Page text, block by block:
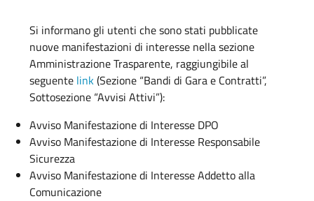
Si informano gli utenti che sono stati pubblicate
nuove manifestazioni di interesse nella sezione
Amministrazione Trasparente, raggiungibile al
seguente link(Sezione “Bandi di Gara e Contratti”,
Sottosezione “Avvisi Attivi”):
Avviso Manifestazione di Interesse DPO
Avviso Manifestazione di Interesse Responsabile
Sicurezza
Avviso Manifestazione di Interesse Addetto alla
Comunicazione